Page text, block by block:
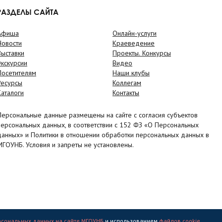
САЙТА
Онлайн-услуги
Краеведение
Проекты. Конкурсы
Видео
Наши клубы
Коллегам
Контакты
данные размещены на сайте с согласия субъектов
данных, в соответствии с 152 ФЗ «О Персональных
и Политики в отношении обработки персональных данных в
Условия и запреты не установлены.